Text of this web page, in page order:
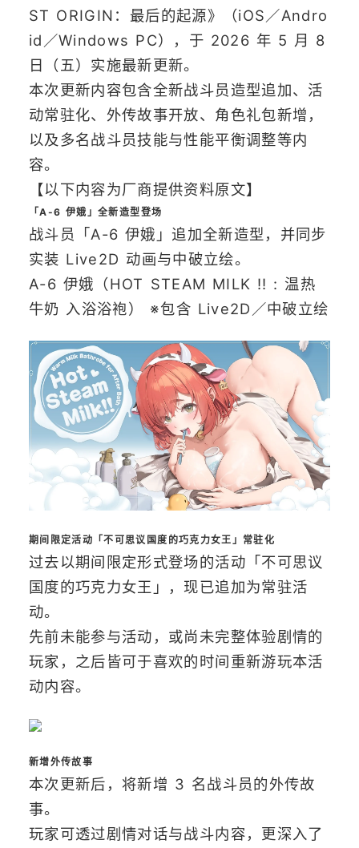
ST ORIGIN：最后的起源》（iOS／Andro
id／Windows PC），于 2026 年 5 月 8
日（五）实施最新更新。
本次更新内容包含全新战斗员造型追加、活
动常驻化、外传故事开放、角色礼包新增，
以及多名战斗员技能与性能平衡调整等内
容。
【以下内容为厂商提供资料原文】
「A-6 伊娥」全新造型登场
战斗员「A-6 伊娥」追加全新造型，并同步
实装 Live2D 动画与中破立绘。
A-6 伊娥（HOT STEAM MILK !! : 温热
牛奶 入浴浴袍） ※包含 Live2D／中破立绘
期间限定活动「不可思议国度的巧克力女王」常驻化
过去以期间限定形式登场的活动「不可思议
国度的巧克力女王」，现已追加为常驻活
动。
先前未能参与活动，或尚未完整体验剧情的
玩家，之后皆可于喜欢的时间重新游玩本活
动内容。
新增外传故事
本次更新后，将新增 3 名战斗员的外传故
事。
玩家可透过剧情对话与战斗内容，更深入了